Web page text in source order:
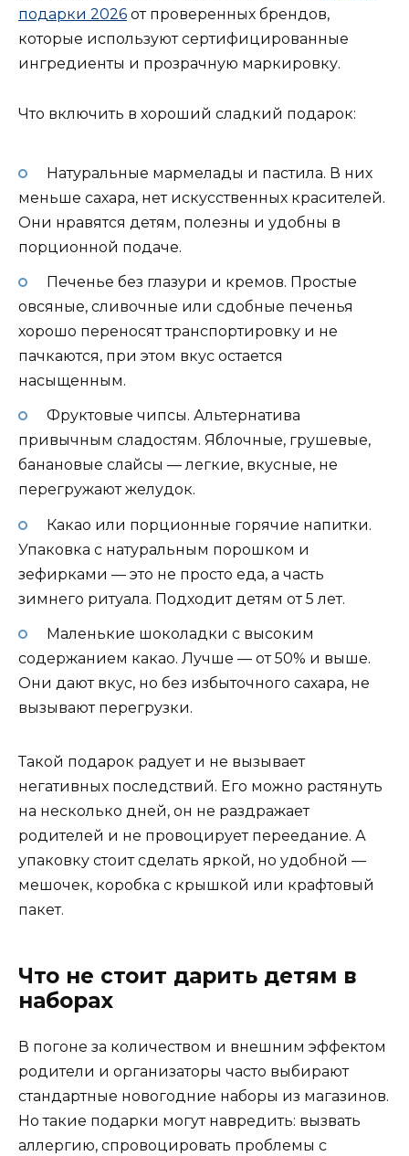
подарки 2026 от проверенных брендов,
которые используют сертифицированные
ингредиенты и прозрачную маркировку.
Что включить в хороший сладкий подарок:
Натуральные мармелады и пастила. В них
меньше сахара, нет искусственных красителей.
Они нравятся детям, полезны и удобны в
порционной подаче.
Печенье без глазури и кремов. Простые
овсяные, сливочные или сдобные печенья
хорошо переносят транспортировку и не
пачкаются, при этом вкус остается
насыщенным.
Фруктовые чипсы. Альтернатива
привычным сладостям. Яблочные, грушевые,
банановые слайсы — легкие, вкусные, не
перегружают желудок.
Какао или порционные горячие напитки.
Упаковка с натуральным порошком и
зефирками — это не просто еда, а часть
зимнего ритуала. Подходит детям от 5 лет.
Маленькие шоколадки с высоким
содержанием какао. Лучше — от 50% и выше.
Они дают вкус, но без избыточного сахара, не
вызывают перегрузки.
Такой подарок радует и не вызывает
негативных последствий. Его можно растянуть
на несколько дней, он не раздражает
родителей и не провоцирует переедание. А
упаковку стоит сделать яркой, но удобной —
мешочек, коробка с крышкой или крафтовый
пакет.
Что не стоит дарить детям в
наборах
В погоне за количеством и внешним эффектом
родители и организаторы часто выбирают
стандартные новогодние наборы из магазинов.
Но такие подарки могут навредить: вызвать
аллергию, спровоцировать проблемы с